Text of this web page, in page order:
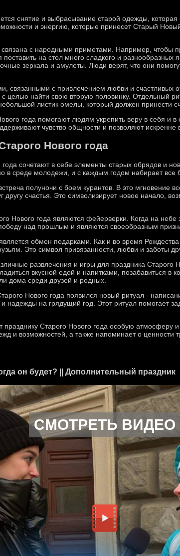
снятие и выбрасывание старой одежды,
и энергию, которые принесет Старый
с народными приметами. Например, чтобы
поставить на стол много сладкого и
зеркала и амулеты. Люди верят, что они
связанными с привлечением любви и
целью найти свою вторую половинку. Отдельный
листик омелы, который должен принести
года помогают людям укрепить веру в себя и
чувство общности и позволяют искренне
Нового года
сочетают в себе элементы старых обрядов и
в среде молодежи, и с каждым годом набирает все
полуночи с боем курантов. В это мгновение
счастья. Это символизирует новое начало,
Нового года являются фейерверки. Когда на небе
над прошлым и являются своеобразным
обмен подарками. Как и во время
Это символ привязанности, любви и заботы
развлечения и игры для праздника Старого
вкусной едой и напитками, позабавиться в
дома среди друзей и родных.
Нового года появился новый ритуал -
надежды на грядущий год. Этот ритуал помогает
Старого Нового года особую атмосферу
и возможностей, а также напоминает о ценности
он будет? || Дополнительный праздник
СМОТРЕТЬ ВИДЕО